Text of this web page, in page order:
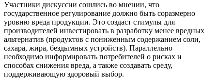
Участники дискуссии сошлись во мнении, что
государственное регулирование должно быть соразмерно
уровню вреда продукции. Это создаст стимулы для
производителей инвестировать в разработку менее вредных
альтернатив (продуктов с пониженным содержанием соли,
сахара, жира, бездымных устройств). Параллельно
необходимо информировать потребителей о рисках и
способах снижения вреда, а также создавать среду,
поддерживающую здоровый выбор.